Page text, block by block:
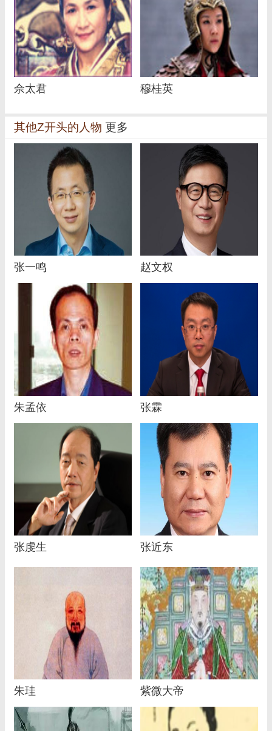
佘太君 穆桂英
其他Z开头的人物 更多
张一鸣 赵文权
朱孟依 张霖
张虔生 张近东
朱珪 紫微大帝